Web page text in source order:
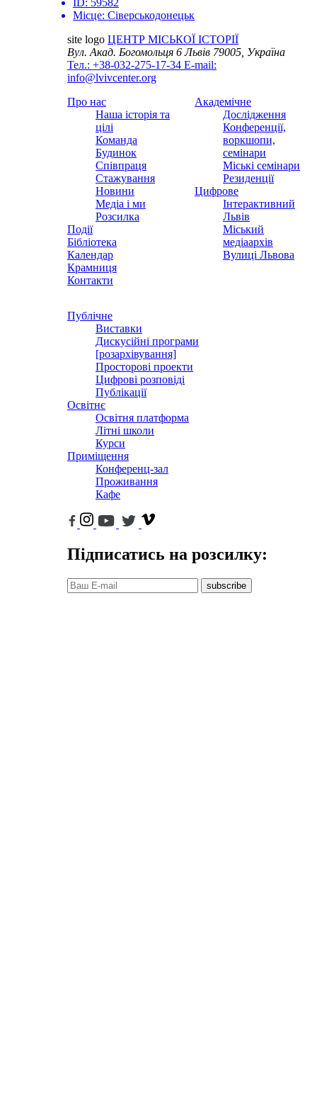
ID: 59582
Місце: Сіверськодонецьк
site logo ЦЕНТР МІСЬКОЇ ІСТОРІЇ
Вул. Акад. Богомольця 6Львів 79005, Україна
Тел.: +38-032-275-17-34 E-mail:
info@lvivcenter.org
Про нас
Наша історія та
цілі
Команда
Будинок
Співпраця
Стажування
Новини
Медіа і ми
Розсилка
Події
Бібліотека
Календар
Крамниця
Контакти
Академічне
Дослідження
Конференції,
воркшопи,
семінари
Міські семінари
Резиденції
Цифрове
Інтерактивний
Львів
Міський
медіаархів
Вулиці Львова
Публічне
Виставки
Дискусійні програми
[розархівування]
Просторові проекти
Цифрові розповіді
Публікації
Освітнє
Освітня платформа
Літні школи
Курси
Приміщення
Конференц-зал
Проживання
Кафе
Підписатись на розсилку:
subscribe